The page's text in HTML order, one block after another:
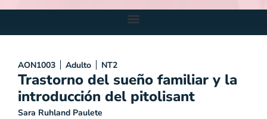
AON1003 Adulto NT2
Trastorno del sueño familiar y la
introducción del pitolisant
Sara Ruhland Paulete